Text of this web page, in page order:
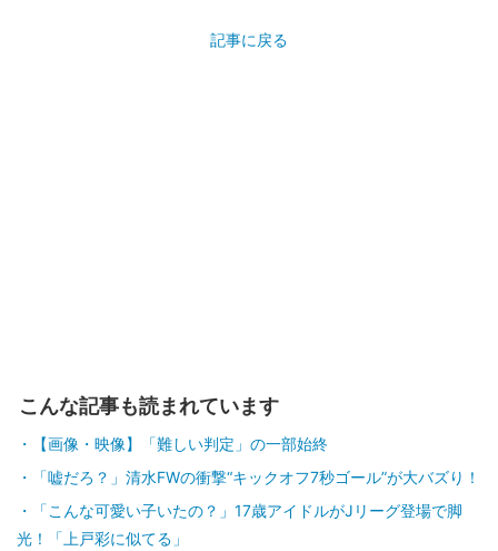
記事に戻る
こんな記事も読まれています
【画像・映像】「難しい判定」の一部始終
「嘘だろ？」清水FWの衝撃“キックオフ7秒ゴール”が大バズり！
「こんな可愛い子いたの？」17歳アイドルがJリーグ登場で脚
光！「上戸彩に似てる」